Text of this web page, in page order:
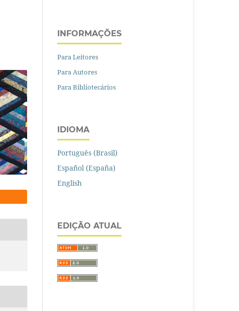
INFORMAÇÕES
Para Leitores
Para Autores
Para Bibliotecários
IDIOMA
Português (Brasil)
Español (España)
English
EDIÇÃO ATUAL